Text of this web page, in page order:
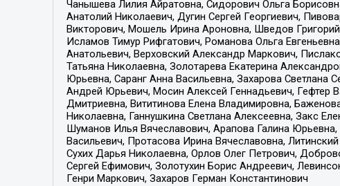
Чанышева Лилия Айратовна, Сидорович Ольга
Анатолий Николаевич, Дугин Сергей Георгиевич,
Викторович, Мошель Ирина Ароновна, Шведов
Исламов Тимур Рифгатович, Романова Ольга
Анатольевич, Верховский Александр Маркович,
Татьяна Николаевна, Золотарева Екатерина
Юрьевна, Саранг Анна Васильевна, Захарова
Андрей Юрьевич, Мосин Алексей Геннадьевич, Гефтер
Дмитриевна, Вититинова Елена Владимировна,
Николаевна, Ганнушкина Светлана Алексеевна, Закс
Шуманов Илья Вячеславович, Арапова Галина
Васильевич, Протасова Ирина Вячеславовна,
Сухих Дарья Николаевна, Орлов Олег Петрович,
Сергей Ефимович, Золотухин Борис Андреевич,
Генри Маркович, Захаров Герман Константинович